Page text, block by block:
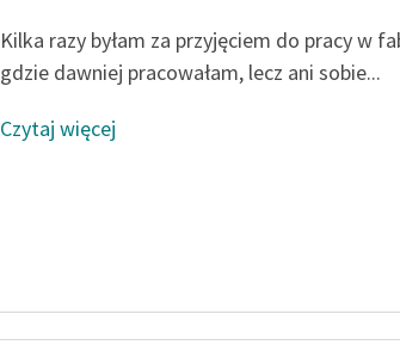
Feministyczne inspiracje.
Kilka razy byłam za przyjęciem do pracy w
gdzie dawniej pracowałam, lecz ani sobie...
Czytaj więcej